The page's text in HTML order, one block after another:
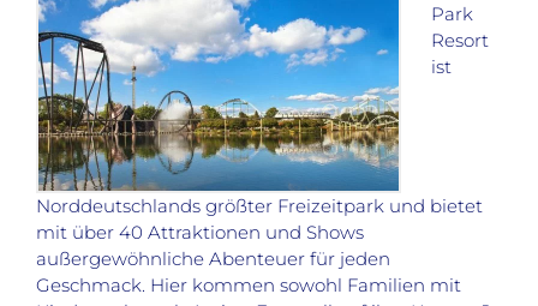
Park
Resort
ist
Norddeutschlands größter Freizeitpark und bietet
mit über 40 Attraktionen und Shows
außergewöhnliche Abenteuer für jeden
Geschmack. Hier kommen sowohl Familien mit